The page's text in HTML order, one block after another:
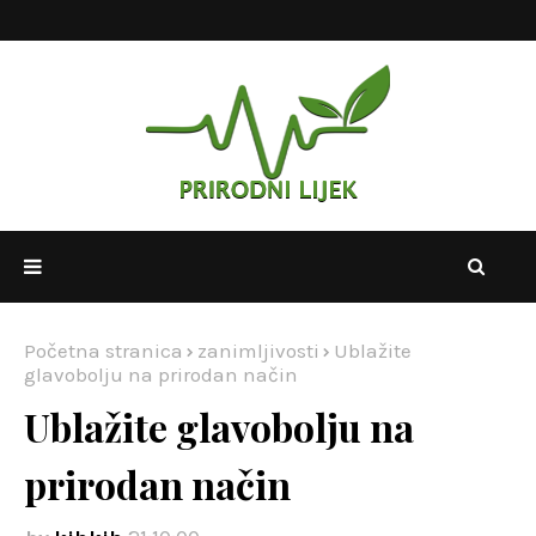
Početna stranica zanimljivosti
Ublažite
glavobolju na prirodan način
Ublažite glavobolju na
prirodan način